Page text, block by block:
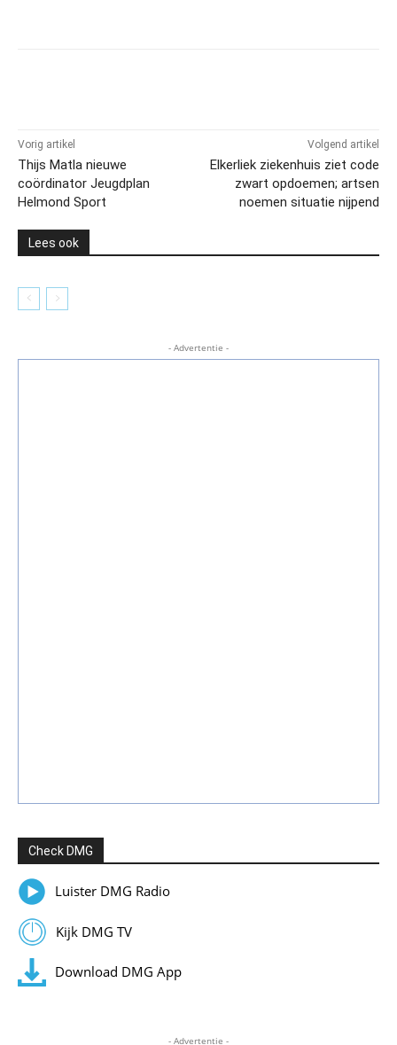
Vorig artikel
Thijs Matla nieuwe
coördinator Jeugdplan
Helmond Sport
Volgend artikel
Elkerliek ziekenhuis ziet code
zwart opdoemen; artsen
noemen situatie nijpend
Lees ook
- Advertentie -
Check DMG
Luister DMG Radio
Kijk DMG TV
Download DMG App
- Advertentie -